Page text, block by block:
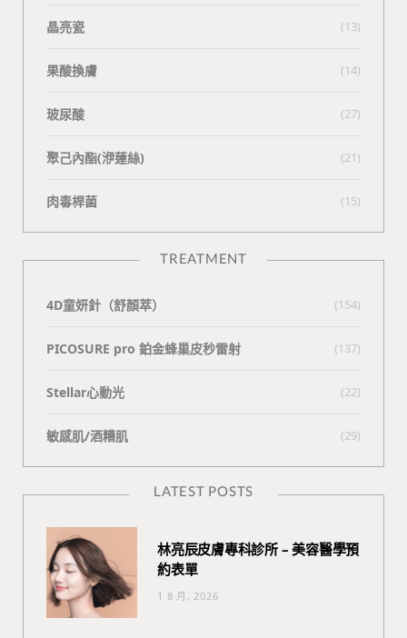
晶亮瓷 (13)
果酸換膚 (14)
玻尿酸 (27)
聚己內酯(洢蓮絲) (21)
肉毒桿菌 (15)
TREATMENT
4D童妍針（舒顏萃） (154)
PICOSURE pro 鉑金蜂巢皮秒雷射 (137)
Stellar心動光 (22)
敏感肌/酒糟肌 (29)
LATEST POSTS
林亮辰皮膚專科診所 – 美容醫學預
約表單
1 8 月, 2026